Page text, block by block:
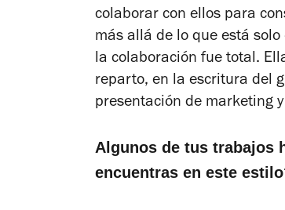
colaborar con ellos para
más allá de lo que está
la colaboración fue total.
reparto, en la escritura del
presentación de marketing
Algunos de tus trabajos
encuentras en este